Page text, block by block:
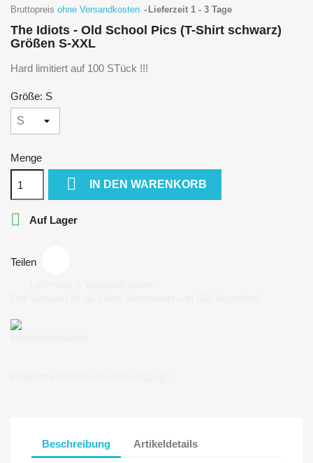
Bruttopreis ohne Versandkosten Lieferzeit 1 - 3 Tage
The Idiots - Old School Pics (T-Shirt schwarz)
Größen S-XXL
Hard limitiert auf 100 STück !!!
Größe: S
Menge
 IN DEN WARENKORB
 Auf Lager
Teilen
Beschreibung Artikeldetails